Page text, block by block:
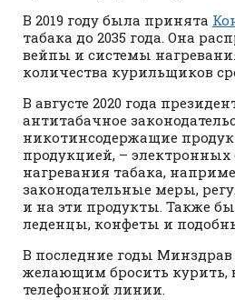
В 2019 году была принята
табака до 2035 года. Она
вейпы и системы
количества курильщиков
В августе 2020 года
антитабачное
никотинсодержащие
продукцией, – электронных
нагревания табака,
законодательные меры,
и на эти продукты. Также
леденцы, конфеты и
В последние годы
желающим бросить курить,
телефонной линии.